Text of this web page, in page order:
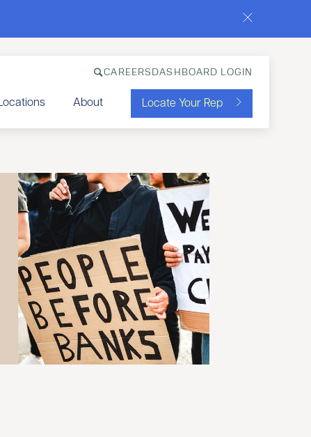
CAREERS DASHBOARD LOGIN
About Locate Your Rep